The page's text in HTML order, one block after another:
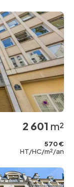
2 601 m²
570 €
HT/HC/m²/an